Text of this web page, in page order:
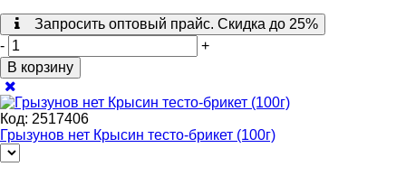
Запросить оптовый прайс. Скидка до 25%
-
+
В корзину
Код: 2517406
Грызунов нет Крысин тесто-брикет (100г)